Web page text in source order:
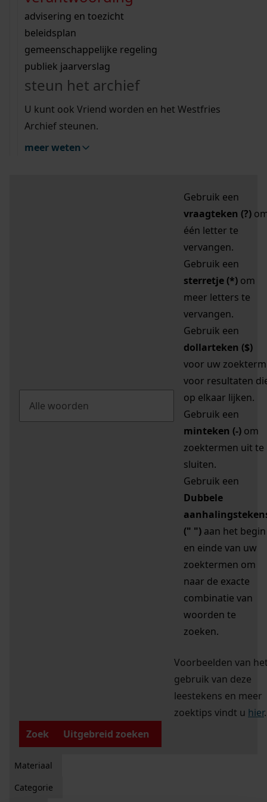
bouwvergunningen
omgevingsvergunningen
vergunningen
beeld en geluid
uitleg nodig?
Wij helpen u op weg met een aantal zoektips.
bekijk alle zoektips
Wij helpen u op weg met een aantal zoektips.
bekijk alle zoektips
bekijk ons geschiedenislokaal
advisering en toezicht
beleidsplan
gemeenschappelijke regeling
publiek jaarverslag
steun het archief
U kunt ook Vriend worden en het Westfries
Archief steunen.
meer weten
zoektips
Mijn Studiezaal (inloggen)
uw zoekopdracht te
Gebruik een
vraagteken (?)
één letter te
vervangen.
Gebruik een
sterretje (*) om
meer letters te
vervangen.
Gebruik een
dollarteken ($)
voor uw zoekterm
voor resultaten
op elkaar lijken.
Gebruik een
minteken (-) om
zoektermen uit te
sluiten.
Gebruik een
Dubbele
(" ") aan het begin
en einde van uw
zoektermen om
naar de exacte
combinatie van
woorden te
zoeken.
Voorbeelden van
gebruik van deze
leestekens en meer
zoektips vindt u hier.
Zoek
Uitgebreid zoeken
Materiaal
Categorie